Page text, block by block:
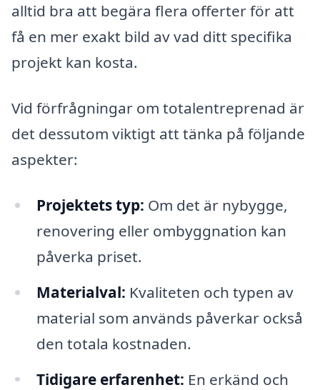
alltid bra att begära flera offerter för att
få en mer exakt bild av vad ditt specifika
projekt kan kosta.
Vid förfrågningar om totalentreprenad är
det dessutom viktigt att tänka på följande
aspekter:
Projektets typ: Om det är nybygge,
renovering eller ombyggnation kan
påverka priset.
Materialval: Kvaliteten och typen av
material som används påverkar också
den totala kostnaden.
Tidigare erfarenhet: En erkänd och